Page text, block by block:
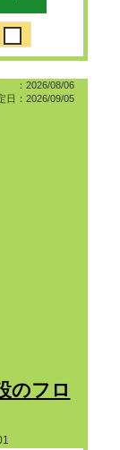
：2026/08/06
日：2026/09/05
のフロ